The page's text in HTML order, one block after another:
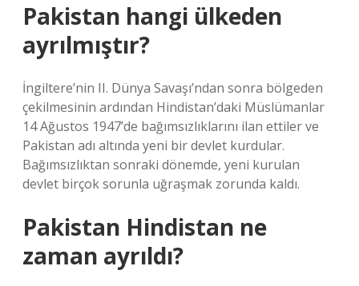
Pakistan hangi ülkeden
ayrılmıştır?
İngiltere’nin II. Dünya Savaşı’ndan sonra bölgeden
çekilmesinin ardından Hindistan’daki Müslümanlar
14 Ağustos 1947’de bağımsızlıklarını ilan ettiler ve
Pakistan adı altında yeni bir devlet kurdular.
Bağımsızlıktan sonraki dönemde, yeni kurulan
devlet birçok sorunla uğraşmak zorunda kaldı.
Pakistan Hindistan ne
zaman ayrıldı?